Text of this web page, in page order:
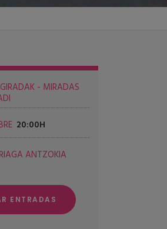
- MIRADAS
20:00
ANTZOKIA
ENTRADAS